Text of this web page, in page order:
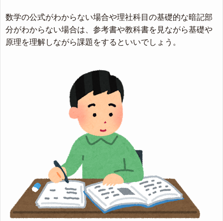
数学の公式がわからない場合や理社科目の基礎的な暗記部
分がわからない場合は、参考書や教科書を見ながら基礎や
原理を理解しながら課題をするといいでしょう。